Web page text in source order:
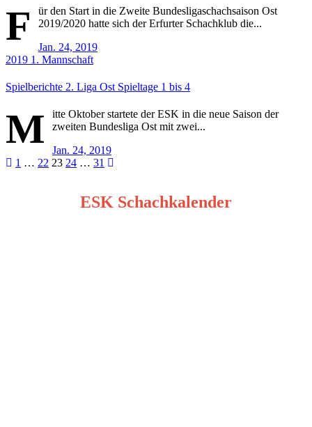
F
ür den Start in die Zweite Bundesligaschachsaison Ost
2019/2020 hatte sich der Erfurter Schachklub die...
Jan. 24, 2019
2019 1. Mannschaft
Spielberichte 2. Liga Ost Spieltage 1 bis 4
M
itte Oktober startete der ESK in die neue Saison der
zweiten Bundesliga Ost mit zwei...
Jan. 24, 2019
Seitennummerierung
1 … 22 23 24 … 31
ESK Schachkalender